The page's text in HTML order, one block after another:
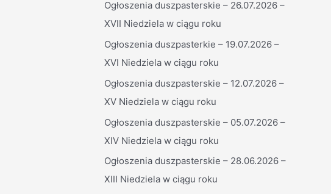
n
n
a
c
h
:
Ogłoszenia duszpasterskie – 26.07.2026 –
XVII Niedziela w ciągu roku
Ogłoszenia duszpasterkie – 19.07.2026 –
XVI Niedziela w ciągu roku
Ogłoszenia duszpasterskie – 12.07.2026 –
XV Niedziela w ciągu roku
Ogłoszenia duszpasterskie – 05.07.2026 –
XIV Niedziela w ciągu roku
Ogłoszenia duszpasterskie – 28.06.2026 –
XIII Niedziela w ciągu roku